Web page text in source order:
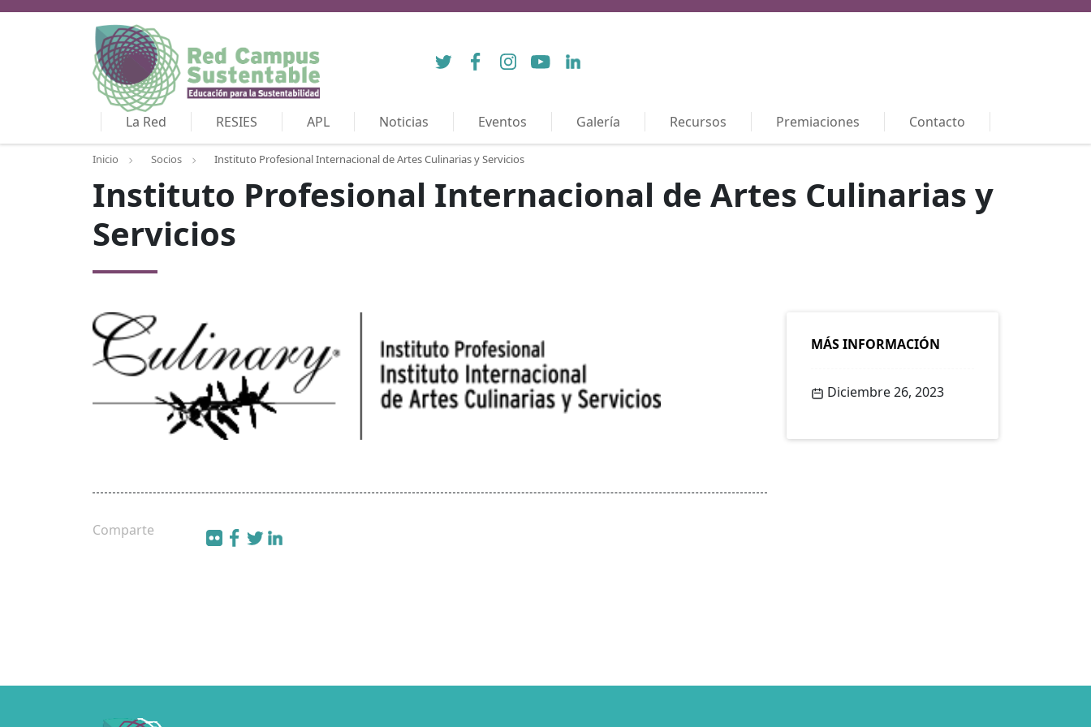
Twitter FacebookInstagramYouTubeLinkedIn
La Red RESIES APL Noticias Eventos Galería Recursos Premiaciones Contacto
Inicio Socios Instituto Profesional Internacional de Artes Culinarias y Servicios
Instituto Profesional Internacional de Artes Culinarias y
Servicios
Comparte
MÁS INFORMACIÓN
Diciembre 26, 2023